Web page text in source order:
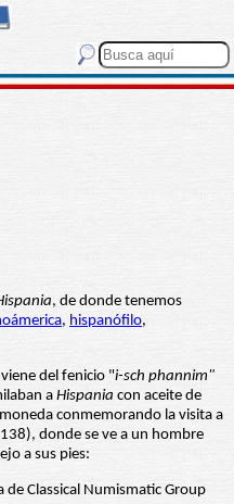
, de donde tenemos
, hispanófilo,
viene del fenicio "i-sch phannim"
a Hispania con aceite de
conmemorando la visita a
donde se ve a un hombre
a sus pies: